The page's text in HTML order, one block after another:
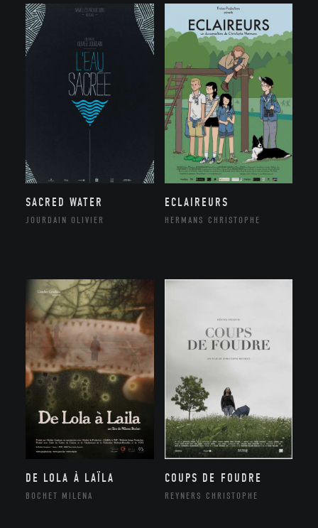
SACRED WATER
JOURDAIN OLIVIER
ECLAIREURS
HERMANS CHRISTOPHE
DE LOLA À LAÏLA
BOCHET MILENA
COUPS DE FOUDRE
REYNERS CHRISTOPHE